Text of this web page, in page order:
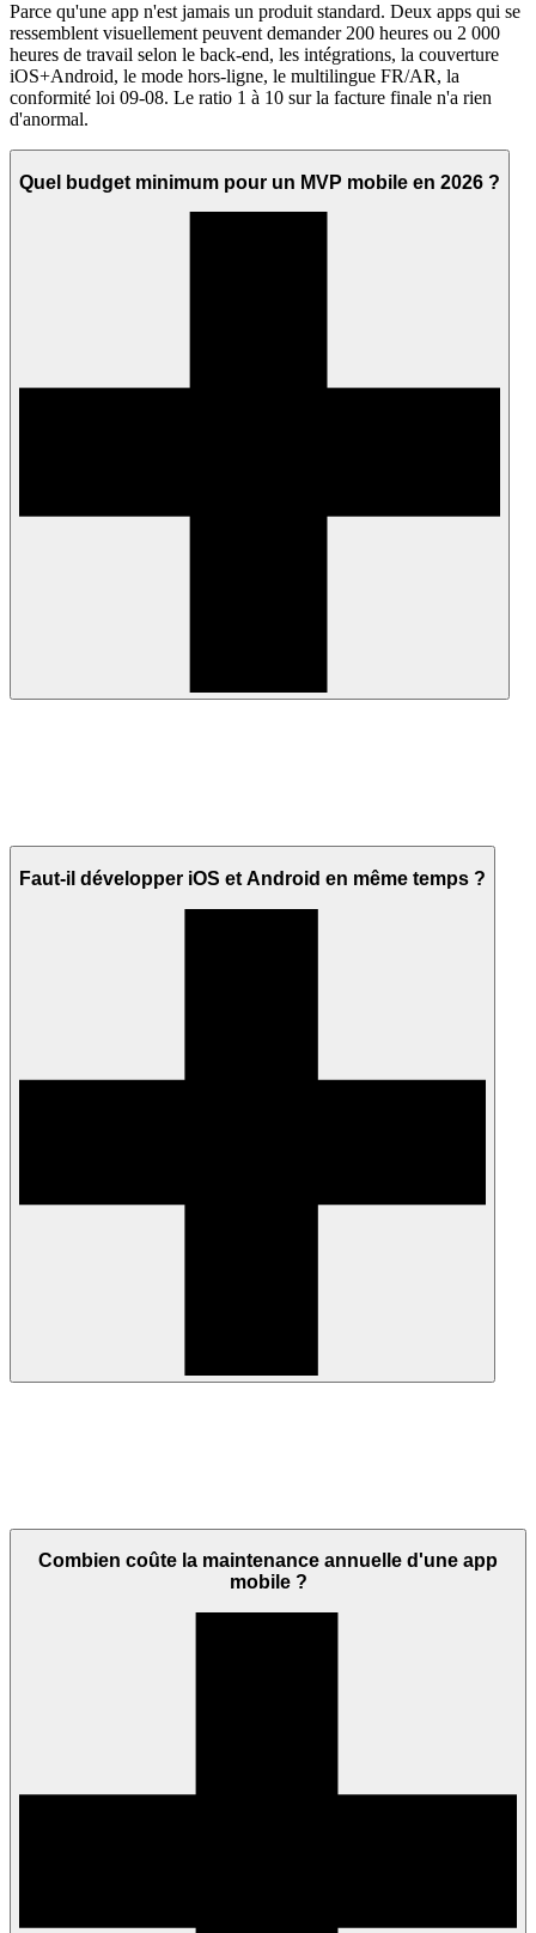
Parce qu'une app n'est jamais un produit standard. Deux apps qui se
ressemblent visuellement peuvent demander 200 heures ou 2 000
heures de travail selon le back-end, les intégrations, la couverture
iOS+Android, le mode hors-ligne, le multilingue FR/AR, la
conformité loi 09-08. Le ratio 1 à 10 sur la facture finale n'a rien
d'anormal.
Quel budget minimum pour un MVP mobile en 2026 ?
Faut-il développer iOS et Android en même temps ?
Combien coûte la maintenance annuelle d'une app
mobile ?